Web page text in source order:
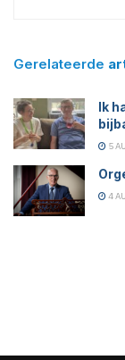
Gerelateerde
Ik
5
4